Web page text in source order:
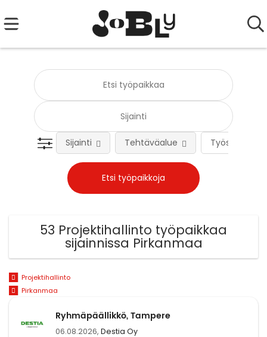
Työsuhteen
Sijainti Tehtäväalue
53 Projektihallinto työpaikkaa
sijainnissa Pirkanmaa
Projektihallinto
Pirkanmaa
Ryhmäpäällikkö, Tampere
06.08.2026, Destia Oy